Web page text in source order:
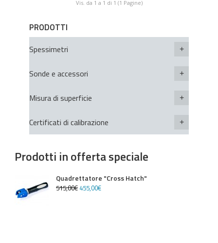
Vis. da 1 a 1 di 1 (1 Pagine)
PRODOTTI
Spessimetri
Sonde e accessori
Misura di superficie
Certificati di calibrazione
Prodotti in offerta speciale
Quadrettatore "Cross Hatch"
515,00€ 455,00€